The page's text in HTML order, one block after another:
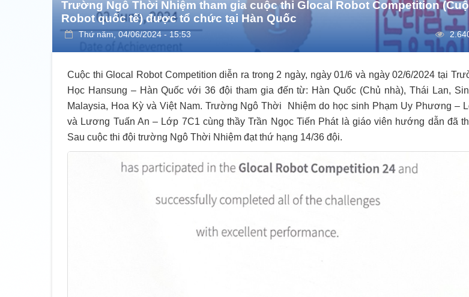
Trường Ngô Thời Nhiệm tham gia cuộc thi Glocal Robot Competition
Robot quốc tế) được tổ chức tại Hàn Quốc
Thứ năm, 04/06/2024 - 15:53
Cuộc thi Glocal Robot Competition diễn ra trong 2 ngày, ngày 01/6 và ngày 02/6/2024 tại
Học Hansung – Hàn Quốc với 36 đội tham gia đến từ: Hàn Quốc (Chủ nhà), Thái Lan,
Malaysia, Hoa Kỳ và Việt Nam. Trường Ngô Thời Nhiệm do học sinh Phạm Uy Phương –
và Lương Tuấn An – Lớp 7C1 cùng thầy Trần Ngọc Tiến Phát là giáo viên hướng dẫn đã
Sau cuộc thi đội trường Ngô Thời Nhiệm đạt thứ hạng 14/36 đội.